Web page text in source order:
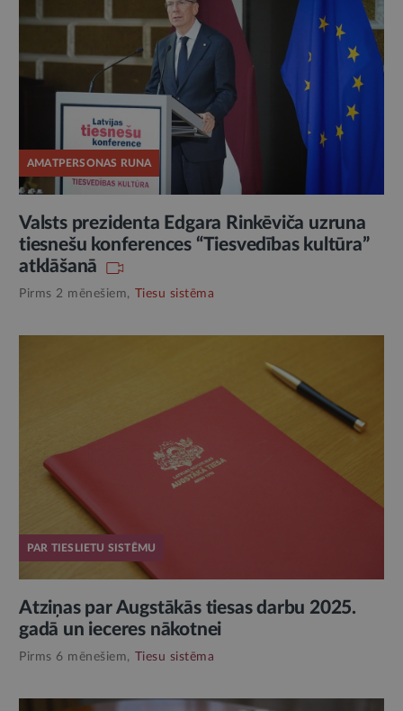
AMATPERSONAS RUNA
Valsts prezidenta Edgara Rinkēviča uzruna
tiesnešu konferences “Tiesvedības kultūra”
atklāšanā
Pirms 2 mēnešiem, Tiesu sistēma
PAR TIESLIETU SISTĒMU
Atziņas par Augstākās tiesas darbu 2025.
gadā un ieceres nākotnei
Pirms 6 mēnešiem, Tiesu sistēma